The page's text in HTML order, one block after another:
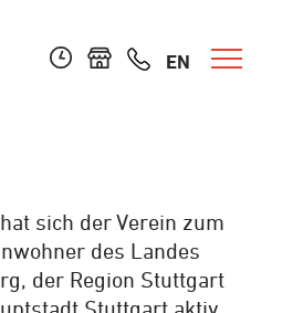
EN
sich der Verein zum
des Landes
der Region Stuttgart
Stuttgart aktiv